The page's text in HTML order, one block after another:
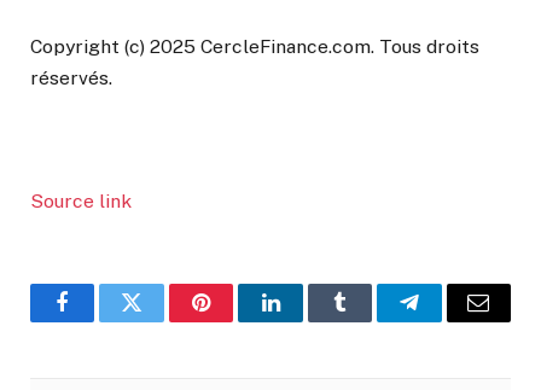
Copyright (c) 2025 CercleFinance.com. Tous droits
réservés.
Source link
FacebookTwitter PinterestLinkedInTumblr TelegramEmail